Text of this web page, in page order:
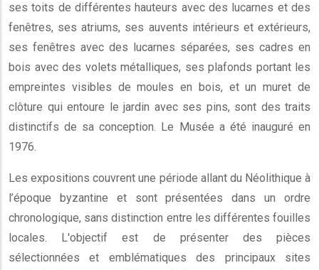
ses toits de différentes hauteurs avec des lucarnes et des
fenêtres, ses atriums, ses auvents intérieurs et extérieurs,
ses fenêtres avec des lucarnes séparées, ses cadres en
bois avec des volets métalliques, ses plafonds portant les
empreintes visibles de moules en bois, et un muret de
clôture qui entoure le jardin avec ses pins, sont des traits
distinctifs de sa conception. Le Musée a été inauguré en
1976.
Les expositions couvrent une période allant du Néolithique à
l’époque byzantine et sont présentées dans un ordre
chronologique, sans distinction entre les différentes fouilles
locales. L'objectif est de présenter des pièces
sélectionnées et emblématiques des principaux sites